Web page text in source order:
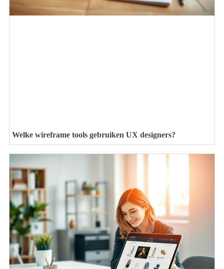
Welke wireframe tools gebruiken UX designers?